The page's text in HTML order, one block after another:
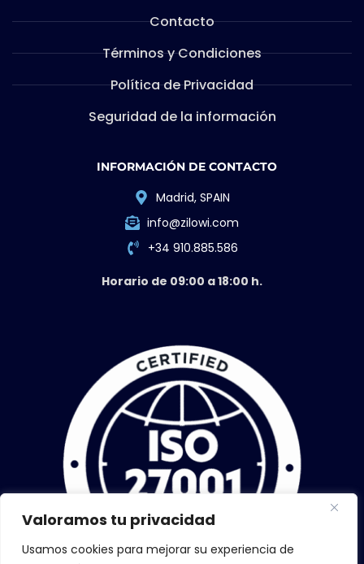
Valoramos tu privacidad
Usamos cookies para mejorar su experiencia de
Contacto
Términos y Condiciones
Política de Privacidad
Seguridad de la información
INFORMACIÓN DE CONTACTO
Madrid, SPAIN
info@zilowi.com
+34 910.885.586
Horario de 09:00 a 18:00 h.